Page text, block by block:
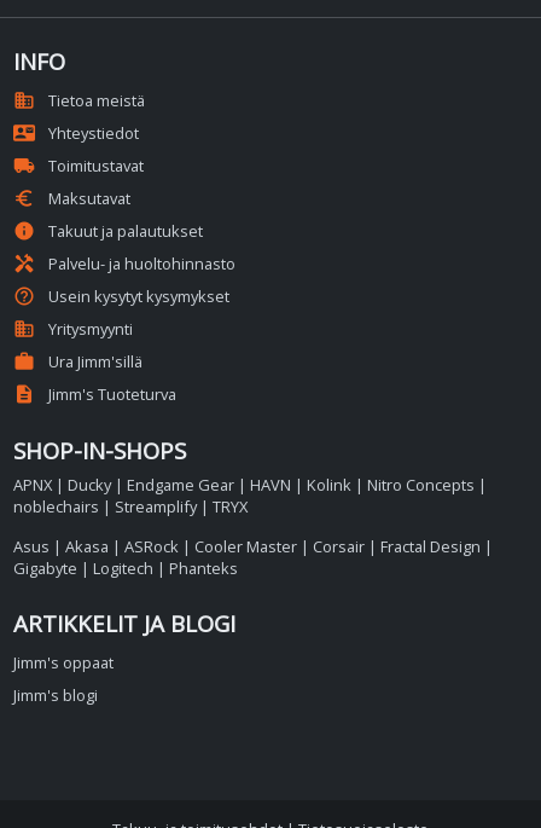
INFO
domain
Tietoa meistä
contact_mail
Yhteystiedot
local_shipping
Toimitustavat
euro
Maksutavat
info
Takuut ja palautukset
handyman
Palvelu- ja huoltohinnasto
help_outline
Usein kysytyt kysymykset
business
Yritysmyynti
work
Ura Jimm'sillä
description
Jimm's Tuoteturva
SHOP-IN-SHOPS
APNX | Ducky| Endgame Gear | HAVN | Kolink | Nitro Concepts |
noblechairs | Streamplify|TRYX
Asus |Akasa |ASRock | Cooler Master | Corsair | Fractal Design |
Gigabyte | Logitech | Phanteks
ARTIKKELIT JA BLOGI
Jimm's oppaat
Jimm's blogi